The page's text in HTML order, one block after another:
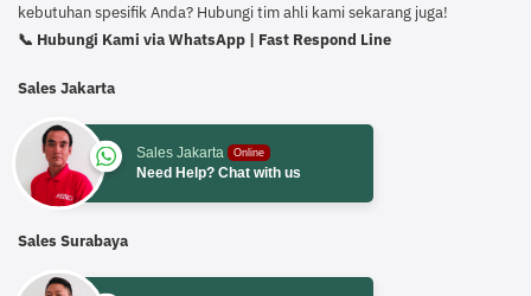
kebutuhan spesifik Anda? Hubungi tim ahli kami sekarang juga!
📞 Hubungi Kami via WhatsApp | Fast Respond Line
Sales Jakarta
Sales Jakarta Online
Need Help? Chat with us
Sales Surabaya